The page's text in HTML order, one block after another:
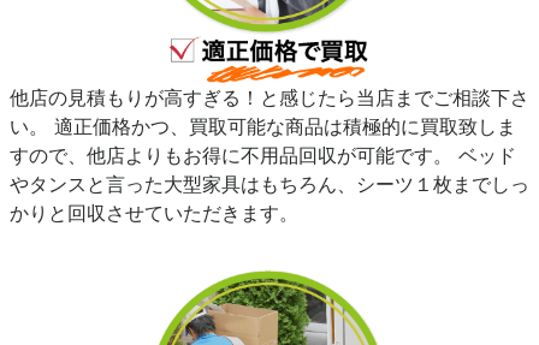
他店の見積もりが高すぎる！と感じたら当店までご相談下さ
い。 適正価格かつ、買取可能な商品は積極的に買取致しま
すので、他店よりもお得に不用品回収が可能です。 ベッド
やタンスと言った大型家具はもちろん、シーツ１枚までしっ
かりと回収させていただきます。